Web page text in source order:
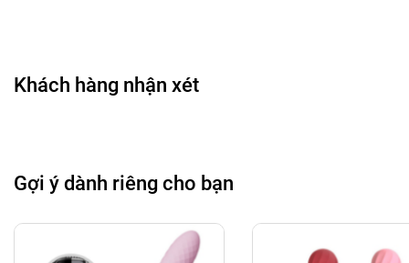
Khách hàng nhận xét
Gợi ý dành riêng cho bạn